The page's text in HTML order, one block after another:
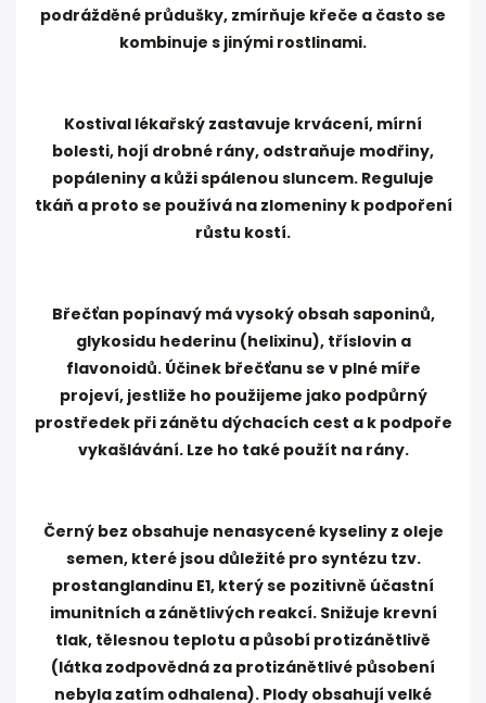
podrážděné průdušky, zmírňuje křeče a často se
kombinuje s jinými rostlinami.
Kostival lékařský zastavuje krvácení, mírní
bolesti, hojí drobné rány, odstraňuje modřiny,
popáleniny a kůži spálenou sluncem. Reguluje
tkáň a proto se používá na zlomeniny k podpoření
růstu kostí.
Břečťan popínavý má vysoký obsah saponinů,
glykosidu hederinu (helixinu), tříslovin a
flavonoidů. Účinek břečťanu se v plné míře
projeví, jestliže ho použijeme jako podpůrný
prostředek při zánětu dýchacích cest a k podpoře
vykašlávání. Lze ho také použít na rány.
Černý bez obsahuje nenasycené kyseliny z oleje
semen, které jsou důležité pro syntézu tzv.
prostanglandinu E1, který se pozitivně účastní
imunitních a zánětlivých reakcí. Snižuje krevní
tlak, tělesnou teplotu a působí protizánětlivě
(látka zodpovědná za protizánětlivé působení
nebyla zatím odhalena). Plody obsahují velké